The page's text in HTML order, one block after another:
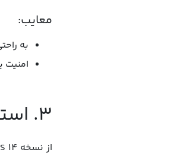
معایب:
به
امنیت
۳. استفاده از App Library برای مخفی کردن برنامه ها در آیفون